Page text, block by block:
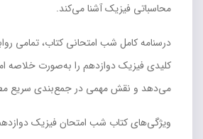
محاسباتی فیزیک آشنا می‌کند.
درسنامه کامل شب امتحانی کتاب، تمامی
کلیدی فیزیک دوازدهم را به‌صورت خلاصه اما
می‌دهد و نقش مهمی در جمع‌بندی سریع
ویژگی‌های کتاب شب امتحان فیزیک